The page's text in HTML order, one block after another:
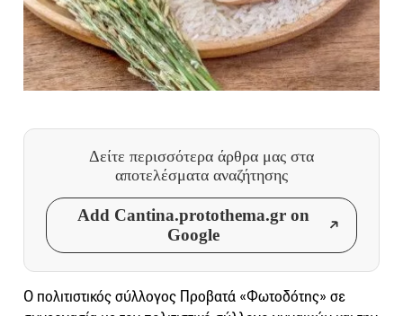
Δείτε περισσότερα άρθρα μας στα
αποτελέσματα αναζήτησης
Add Cantina.protothema.gr on
Google
Ο πολιτιστικός σύλλογος Προβατά «Φωτοδότης» σε